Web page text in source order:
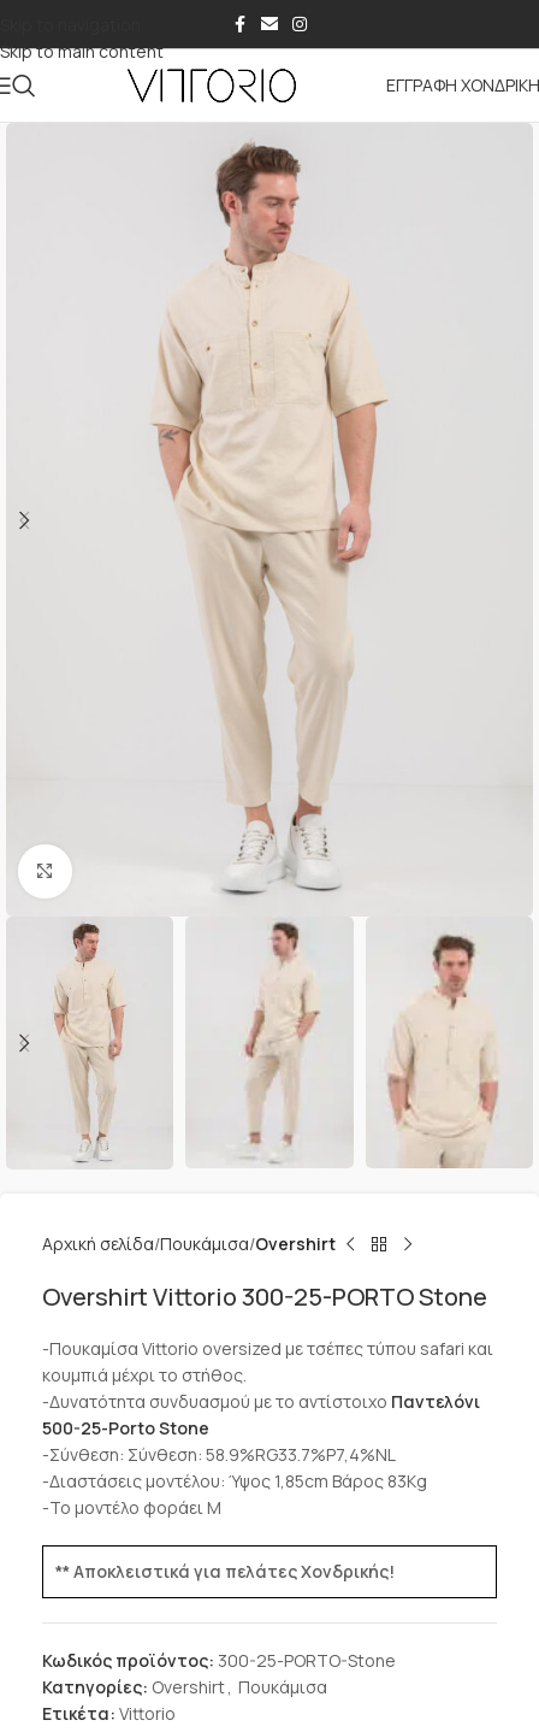
Skip to main content
ΕΓΓΡΑΦΗ
Κλικ για μεγέθυνση
Αρχική σελίδα Πουκάμισα Overshirt
Overshirt Vittorio 300-25-PORTO Stone
-Πουκαμίσα Vittorio oversized με τσέπες τύπου safari και
κουμπιά μέχρι το στήθος.
-Δυνατότητα συνδυασμού με το αντίστοιχο Παντελόνι
500-25-Porto Stone
-Σύνθεση: Σύνθεση: 58.9%RG33.7%P7,4%NL
-Διαστάσεις μοντέλου: Ύψος 1,85cm Βάρος 83Kg
-Το μοντέλο φοράει Μ
** Αποκλειστικά για πελάτες Χονδρικής!
Κωδικός προϊόντος: 300-25-PORTO-Stone
Κατηγορίες: Overshirt, Πουκάμισα
Ετικέτα: Vittorio